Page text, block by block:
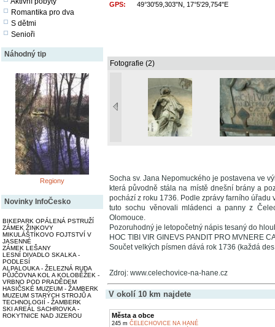
Romantika pro dva
S dětmi
Senioři
Náhodný tip
Regiony
Novinky InfoČesko
BIKEPARK OPÁLENÁ PSTRUŽÍ
ZÁMEK ŽINKOVY
MIKULÁŠTÍKOVO FOJTSTVÍ V
JASENNÉ
ZÁMEK LEŠANY
LESNÍ DIVADLO SKALKA -
PODLESÍ
ALPALOUKA - ŽELEZNÁ RUDA
PŮJČOVNA KOL A KOLOBĚŽEK -
VRBNO POD PRADĚDEM
HASIČSKÉ MUZEUM - ŽAMBERK
MUZEUM STARÝCH STROJŮ A
TECHNOLOGIÍ - ŽAMBERK
SKI AREÁL SACHROVKA -
ROKYTNICE NAD JIZEROU
GPS:
49°30'59,303"N, 17°5'29,754"E
Fotografie (2)
Socha sv. Jana Nepomuckého je postavena ve
která původně stála na místě dnešní brány a
pochází z roku 1736. Podle zprávy farního úřadu
tuto sochu věnovali mládenci a panny z
Olomouce.
Pozoruhodný je letopočetný nápis tesaný do
HOC TIBI VIR GINEVS PANDIT PRO MVNERE
Součet velkých písmen dává rok 1736 (každá
Zdroj: www.celechovice-na-hane.cz
V okolí 10 km najdete
Města a obce
245 m ČELECHOVICE NA HANÉ